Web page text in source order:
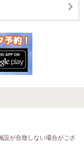
設が合致しない場合がござ